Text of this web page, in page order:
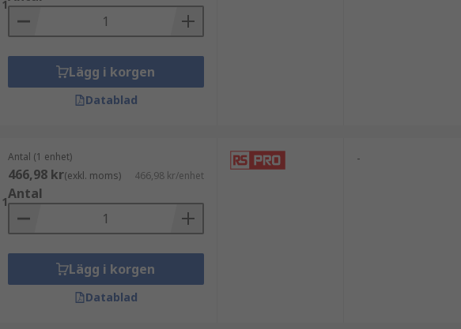
stereolitografimaterial (epoxihartser), silver,
Lägg i korgen
Datablad
Antal (1 enhet)
466,98 kr(exkl. moms) 466,98 kr/enhet
Antal
Lägg i korgen
Datablad
-